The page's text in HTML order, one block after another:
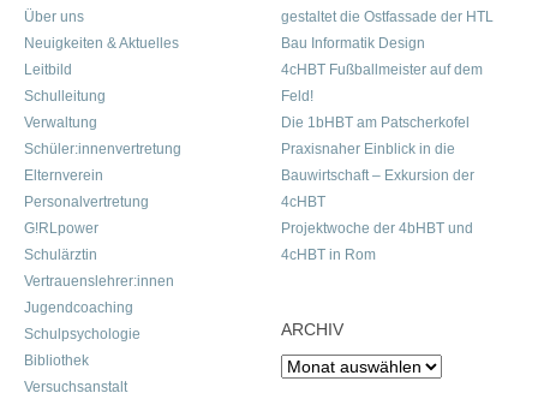
Über uns
Neuigkeiten & Aktuelles
Leitbild
Schulleitung
Verwaltung
Schüler:innenvertretung
Elternverein
Personalvertretung
G!RLpower
Schulärztin
Vertrauenslehrer:innen
Jugendcoaching
Schulpsychologie
Bibliothek
Versuchsanstalt
gestaltet die Ostfassade der HTL
Bau Informatik Design
4cHBT Fußballmeister auf dem
Feld!
Die 1bHBT am Patscherkofel
Praxisnaher Einblick in die
Bauwirtschaft – Exkursion der
4cHBT
Projektwoche der 4bHBT und
4cHBT in Rom
ARCHIV
Archiv